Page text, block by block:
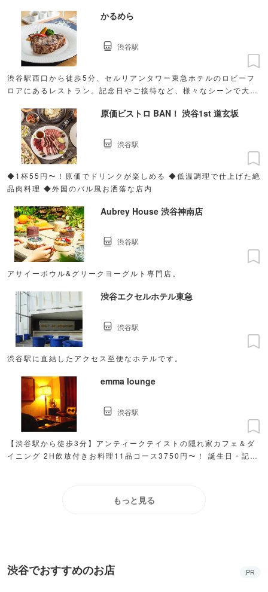
かるめら
渋谷駅西口から徒歩5分、セルリアンタワー東急ホテルのロビーフ
ロアにあるレストラン。記念日やご接待など、様々なシーンで大切
渋谷駅
原価ビストロ BAN！ 渋谷1st 道玄坂
◆1杯55円〜！原価でドリンクが楽しめる ◆低温調理で仕上げた絶
品肉料理 ◆外国のバル風お洒落な店内
渋谷駅
Aubrey House 渋谷神南店
アサイーボウル&グリークヨーグルト専門店。
渋谷駅
渋谷エクセルホテル東急
渋谷駅に直結したアクセス至便なホテルです。
渋谷駅
emma lounge
【渋谷駅から徒歩3分】アンティークテイストの隠れ家カフェ＆ダ
イニング 2H飲放付きお料理11品コース3750円〜！ 誕生日・記念
渋谷駅
もっと見る
渋谷でおすすめのお店 PR